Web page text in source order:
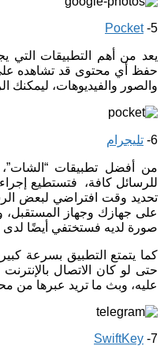
5-
Pocket
يعد من أهم التطبيقات التي
حفظ أي محتوى قد تشاهده
والصور والفيديوهات، ليمكنك
6- تليجرام
من أفضل تطبيقات “الشات”،
للرسائل كافة، فتستطيع
تحديد وقت افتراضي لبعض
على جهازك وجهاز المستقبل،
صورة لديه فستختفي أيضًا لدى
كما يتمتع التطبيق بسرعة
حتى لو كان الاتصال
عليه، وبث ما تريد عبرها
7-
SwiftKey